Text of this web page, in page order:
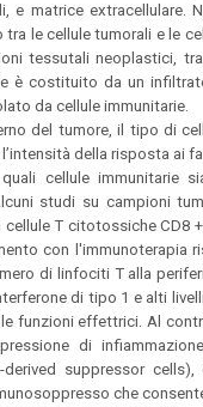
e matrice extracellulare.
le cellule tumorali e le
tessutali neoplastici,
è costituito da un
da cellule immunitarie.
del tumore, il tipo di
della risposta ai
cellule immunitarie
studi su campioni
T citotossiche CD8
con
di linfociti T alla
di tipo 1 e alti
funzioni effettrici. Al
di
suppressor
che